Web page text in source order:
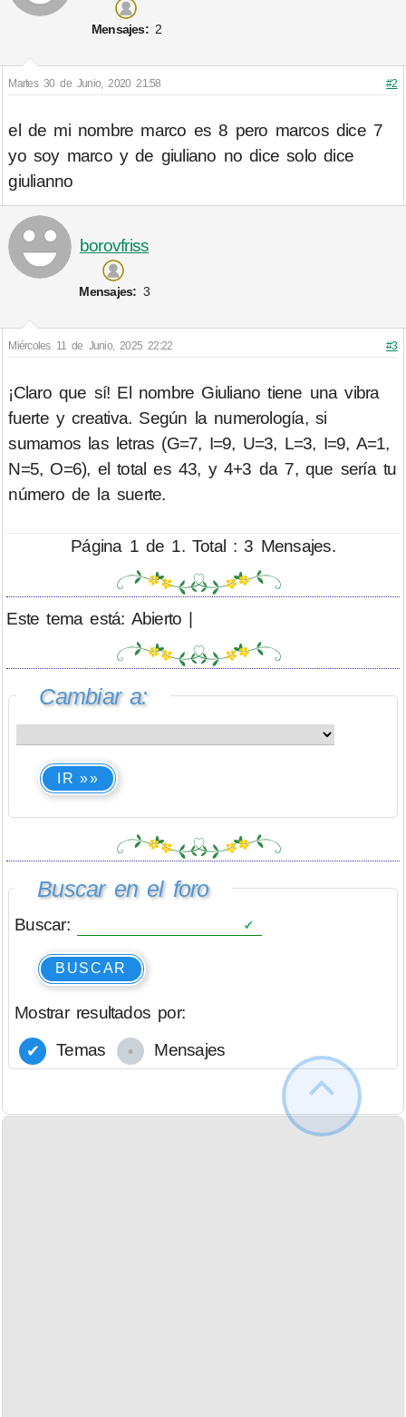
Mensajes:2
Martes 30 de Junio, 2020 21:58 #2
el de mi nombre marco es 8 pero marcos dice 7
yo soy marco y de giuliano no dice solo dice
giulianno
borovfriss
Mensajes: 3
Miércoles 11 de Junio, 2025 22:22 #3
¡Claro que sí! El nombre Giuliano tiene una vibra
fuerte y creativa. Según la numerología, si
sumamos las letras (G=7, I=9, U=3, L=3, I=9, A=1,
N=5, O=6), el total es 43, y 4+3 da 7, que sería tu
número de la suerte.
Página 1 de 1. Total : 3 Mensajes.
Este tema está: Abierto |
Cambiar a:
IR »»
Buscar en el foro
Buscar:
BUSCAR
Mostrar resultados por:
Temas
Mensajes